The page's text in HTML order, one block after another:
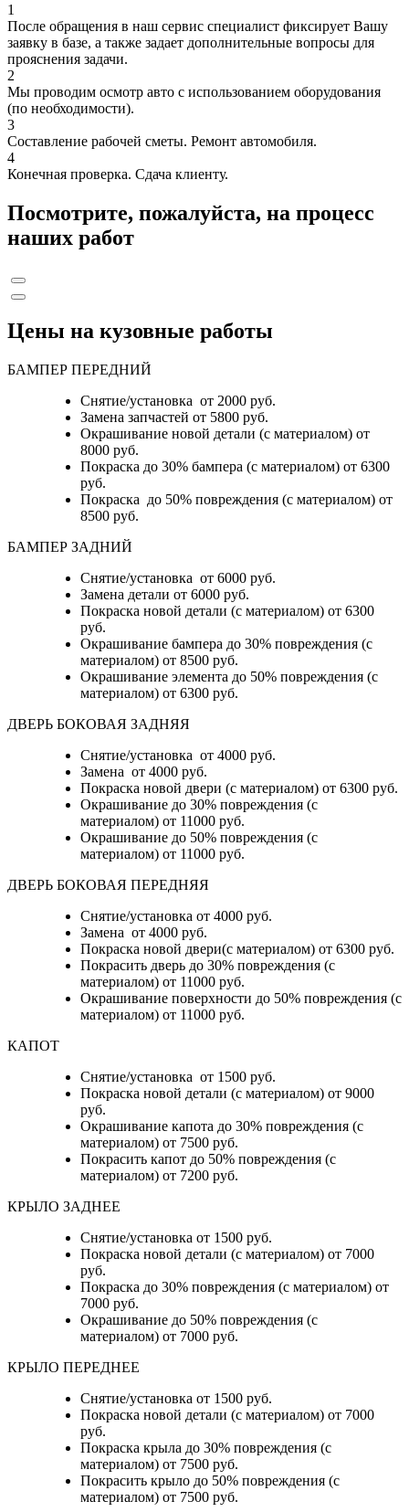
1
После обращения в наш сервис специалист фиксирует Вашу
заявку в базе, а также задает дополнительные вопросы для
прояснения задачи.
2
Мы проводим осмотр авто с использованием оборудования
(по необходимости).
3
Составление рабочей сметы. Ремонт автомобиля.
4
Конечная проверка. Сдача клиенту.
Посмотрите, пожалуйста, на процесс
наших работ
Цены на кузовные работы
БАМПЕР ПЕРЕДНИЙ
Снятие/установка от 2000 руб.
Замена запчастей от 5800 руб.
Окрашивание новой детали (с материалом) от
8000 руб.
Покраска до 30% бампера (с материалом) от 6300
руб.
Покраска до 50% повреждения (с материалом) от
8500 руб.
БАМПЕР ЗАДНИЙ
Снятие/установка от 6000 руб.
Замена детали от 6000 руб.
Покраска новой детали (с материалом) от 6300
руб.
Окрашивание бампера до 30% повреждения (с
материалом) от 8500 руб.
Окрашивание элемента до 50% повреждения (с
материалом) от 6300 руб.
ДВЕРЬ БОКОВАЯ ЗАДНЯЯ
Снятие/установка от 4000 руб.
Замена от 4000 руб.
Покраска новой двери (с материалом) от 6300 руб.
Окрашивание до 30% повреждения (с
материалом) от 11000 руб.
Окрашивание до 50% повреждения (с
материалом) от 11000 руб.
ДВЕРЬ БОКОВАЯ ПЕРЕДНЯЯ
Снятие/установка от 4000 руб.
Замена от 4000 руб.
Покраска новой двери(с материалом) от 6300 руб.
Покрасить дверь до 30% повреждения (с
материалом) от 11000 руб.
Окрашивание поверхности до 50% повреждения (с
материалом) от 11000 руб.
КАПОТ
Снятие/установка от 1500 руб.
Покраска новой детали (с материалом) от 9000
руб.
Окрашивание капота до 30% повреждения (с
материалом) от 7500 руб.
Покрасить капот до 50% повреждения (с
материалом) от 7200 руб.
КРЫЛО ЗАДНЕЕ
Снятие/установка от 1500 руб.
Покраска новой детали (с материалом) от 7000
руб.
Покраска до 30% повреждения (с материалом) от
7000 руб.
Окрашивание до 50% повреждения (с
материалом) от 7000 руб.
КРЫЛО ПЕРЕДНЕЕ
Снятие/установка от 1500 руб.
Покраска новой детали (с материалом) от 7000
руб.
Покраска крыла до 30% повреждения (с
материалом) от 7500 руб.
Покрасить крыло до 50% повреждения (с
материалом) от 7500 руб.